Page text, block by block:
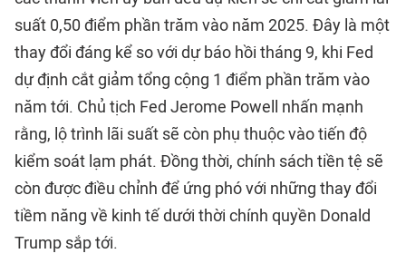
suất 0,50 điểm phần trăm vào năm 2025. Đây là một
thay đổi đáng kể so với dự báo hồi tháng 9, khi Fed
dự định cắt giảm tổng cộng 1 điểm phần trăm vào
năm tới. Chủ tịch Fed Jerome Powell nhấn mạnh
rằng, lộ trình lãi suất sẽ còn phụ thuộc vào tiến độ
kiểm soát lạm phát. Đồng thời, chính sách tiền tệ sẽ
còn được điều chỉnh để ứng phó với những thay đổi
tiềm năng về kinh tế dưới thời chính quyền Donald
Trump sắp tới.